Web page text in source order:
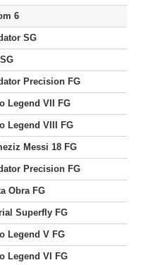
6
SG
Precision FG
Legend VII FG
Legend VIII FG
Messi 18 FG
Precision FG
Obra FG
Superfly FG
Legend V FG
Legend VI FG